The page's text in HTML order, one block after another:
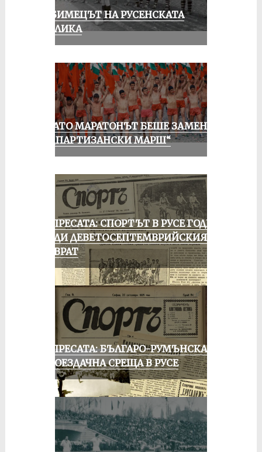
ЛЮБИМЕЦЪТ НА РУСЕНСКАТА
ПУБЛИКА
КОГАТО МАРАТОНЪТ БЕШЕ ЗАМЕНЕН
ОТ „ПАРТИЗАНСКИ МАРШ“
ОТ ПРЕСАТА: СПОРТЪТ В РУСЕ ГОДИНА
ПРЕДИ ДЕВЕТОСЕПТЕМВРИЙСКИЯ
ПРЕВРАТ
ОТ ПРЕСАТА: БЪЛГАРО-РУМЪНСКА
КОЛОЕЗДАЧНА СРЕЩА В РУСЕ